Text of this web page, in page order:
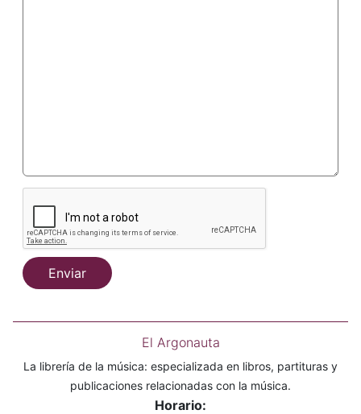
Enviar
El Argonauta
La librería de la música: especializada en libros, partituras y
publicaciones relacionadas con la música.
Horario: